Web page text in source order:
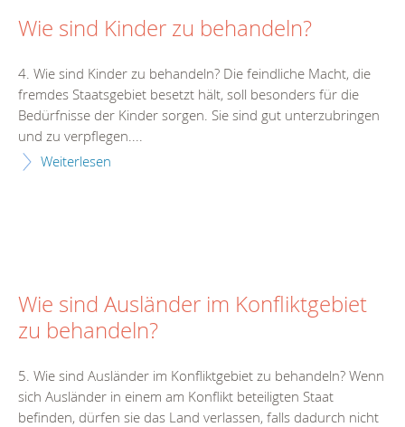
Wie sind Kinder zu behandeln?
4. Wie sind Kinder zu behandeln? Die feindliche Macht, die
fremdes Staatsgebiet besetzt hält, soll besonders für die
Bedürfnisse der Kinder sorgen. Sie sind gut unterzubringen
und zu verpflegen....
Weiterlesen
Wie sind Ausländer im Konfliktgebiet
zu behandeln?
5. Wie sind Ausländer im Konfliktgebiet zu behandeln? Wenn
sich Ausländer in einem am Konflikt beteiligten Staat
befinden, dürfen sie das Land verlassen, falls dadurch nicht